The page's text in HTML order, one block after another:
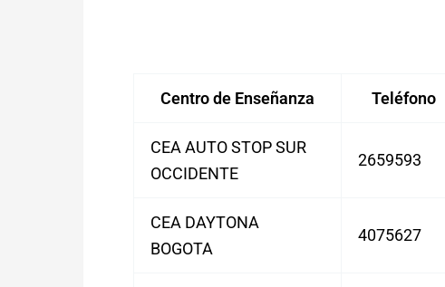
Centro de Enseñanza Teléfono
CEA AUTO STOP SUR
OCCIDENTE
2659593
CEA DAYTONA
BOGOTA
4075627